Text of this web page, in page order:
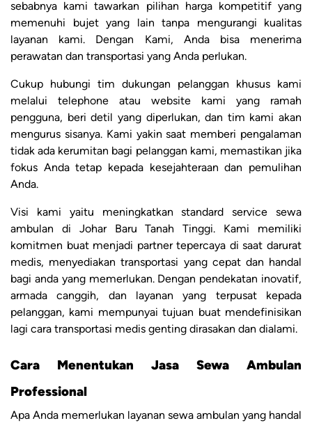
sebabnya kami tawarkan pilihan harga kompetitif yang
memenuhi bujet yang lain tanpa mengurangi kualitas
layanan kami. Dengan Kami, Anda bisa menerima
perawatan dan transportasi yang Anda perlukan.
Cukup hubungi tim dukungan pelanggan khusus kami
melalui telephone atau website kami yang ramah
pengguna, beri detil yang diperlukan, dan tim kami akan
mengurus sisanya. Kami yakin saat memberi pengalaman
tidak ada kerumitan bagi pelanggan kami, memastikan jika
fokus Anda tetap kepada kesejahteraan dan pemulihan
Anda.
Visi kami yaitu meningkatkan standard service sewa
ambulan di Johar Baru Tanah Tinggi. Kami memiliki
komitmen buat menjadi partner tepercaya di saat darurat
medis, menyediakan transportasi yang cepat dan handal
bagi anda yang memerlukan. Dengan pendekatan inovatif,
armada canggih, dan layanan yang terpusat kepada
pelanggan, kami mempunyai tujuan buat mendefinisikan
lagi cara transportasi medis genting dirasakan dan dialami.
Cara Menentukan Jasa Sewa Ambulan
Professional
Apa Anda memerlukan layanan sewa ambulan yang handal